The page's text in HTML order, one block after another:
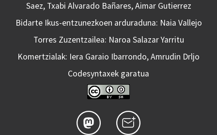
Saez, Txabi Alvarado Bañares, Aimar Gutierrez
Bidarte Ikus-entzunezkoen arduraduna: Naia Vallejo
Torres Zuzentzailea: Naroa Salazar Yarritu
Komertzialak: Iera Garaio Ibarrondo, Amrudin Drljo
Codesyntaxek garatua